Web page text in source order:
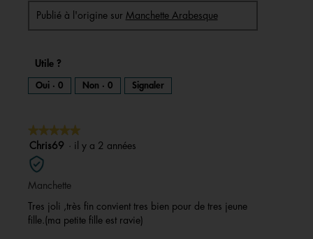
Publié à l'origine sur Manchette Arabesque
Utile ?
Oui · 0 Non · 0 Signaler
★★★★★
★★★★★
5
sur
5
étoiles.
Chris69 · il y a 2 années
Manchette
Tres joli ,très fin convient tres bien pour de tres jeune
fille.(ma petite fille est ravie)